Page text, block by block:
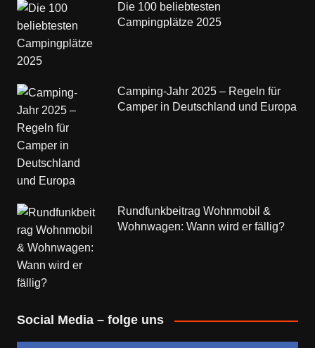
Die 100 beliebtesten
Campingplätze 2025
Camping-Jahr 2025 – Regeln für
Camper in Deutschland und Europa
Rundfunkbeitrag Wohnmobil &
Wohnwagen: Wann wird er fällig?
Social Media – folge uns